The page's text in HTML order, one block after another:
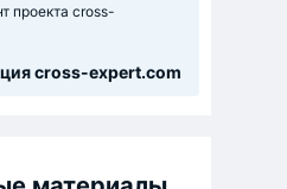
проекта cross-
cross-expert.com